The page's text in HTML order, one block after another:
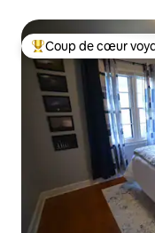
Coups de cœur
Coup de cœur